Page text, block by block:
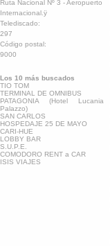
Ruta Nacional Nº 3 - Aeropuerto
Internacional.ÿ
Telediscado:
297
Código postal:
9000
Los 10 más buscados
TIO TOM
TERMINAL DE OMNIBUS
PATAGONIA (Hotel Lucania
Palazzo)
SAN CARLOS
HOSPEDAJE 25 DE MAYO
CARI-HUE
LOBBY BAR
S.U.P.E.
COMODORO RENT a CAR
ISIS VIAJES